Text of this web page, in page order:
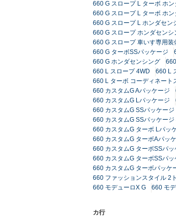
660 G スロープ L ターボ ホ
660 G スロープ L ターボ ホ
660 G スロープ L ホンダセン
660 G スロープ ホンダセン
660 G スロープ 車いす専用装
660 G ターボSSパッケージ
660 G ホンダセンシング
660 L スロープ 4WD
660 L
660 L ターボ コーディネート
660 カスタムG Aパッケージ
660 カスタムG Lパッケージ
660 カスタムG SSパッケージ
660 カスタムG SSパッケージ
660 カスタムG ターボ Lパッ
660 カスタムG ターボAパッ
660 カスタムG ターボSSパ
660 カスタムG ターボSSパ
660 カスタムG ターボパッケ
660 ファッションスタイル 2
660 モデューロX G
660 モ
カ行